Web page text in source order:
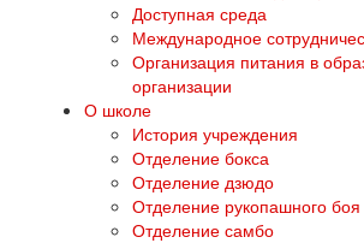
Доступная среда
Международное
Организация питания в
организации
О школе
История учреждения
Отделение бокса
Отделение дзюдо
Отделение рукопашного боя
Отделение самбо